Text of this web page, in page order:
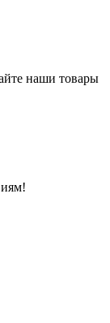
наши товары